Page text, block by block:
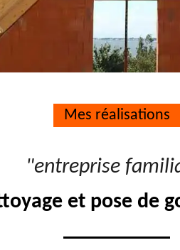
Mes réalisations
"entreprise
et pose de